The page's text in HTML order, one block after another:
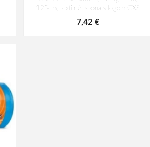
125cm, textilné, spona s logom CXS
7,42 €